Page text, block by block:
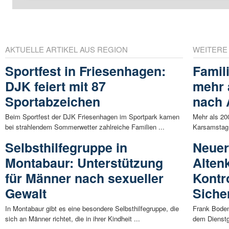
AKTUELLE ARTIKEL AUS REGION
Sportfest in Friesenhagen:
DJK feiert mit 87
Sportabzeichen
Beim Sportfest der DJK Friesenhagen im Sportpark kamen
bei strahlendem Sommerwetter zahlreiche Familien ...
Selbsthilfegruppe in
Montabaur: Unterstützung
für Männer nach sexueller
Gewalt
In Montabaur gibt es eine besondere Selbsthilfegruppe, die
sich an Männer richtet, die in ihrer Kindheit ...
mehr
nach
Mehr als
Frank
dem